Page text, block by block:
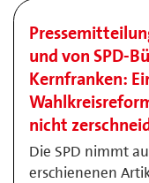
und von SPD-
Kernfranken:
nicht
Die SPD nimmt
erschienenen